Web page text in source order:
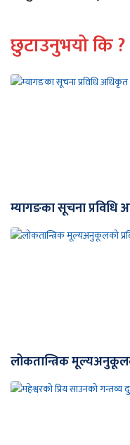
छुटाउनुभयो कि ?
म्यागङका सूचना
लोकतान्त्रिक